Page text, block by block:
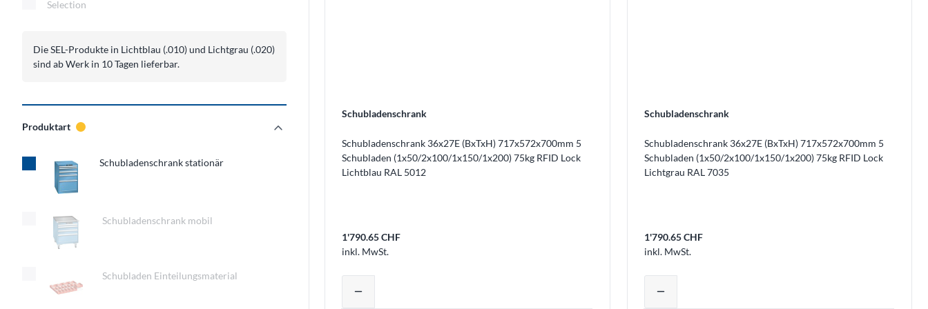
Selection
Die SEL-Produkte in Lichtblau (.010) und Lichtgrau (.020)
sind ab Werk in 10 Tagen lieferbar.
Produktart expand_more
ProduktartSchubladenschrank stationär
Schubladenschrank mobil
Schubladen Einteilungsmaterial
Schubladenschrank
Schubladenschrank 36x27E (BxTxH) 717x572x700mm 5
Schubladen (1x50/2x100/1x150/1x200) 75kg RFID Lock
Lichtblau RAL 5012
1'790.65 CHF
inkl. MwSt.
Produktmenge auswählen und in den Warenkorb legen
remove
Schubladenschrank
Schubladenschrank 36x27E (BxTxH) 717x572x700mm 5
Schubladen (1x50/2x100/1x150/1x200) 75kg RFID Lock
Lichtgrau RAL 7035
1'790.65 CHF
inkl. MwSt.
Produktmenge auswählen und in den
remove